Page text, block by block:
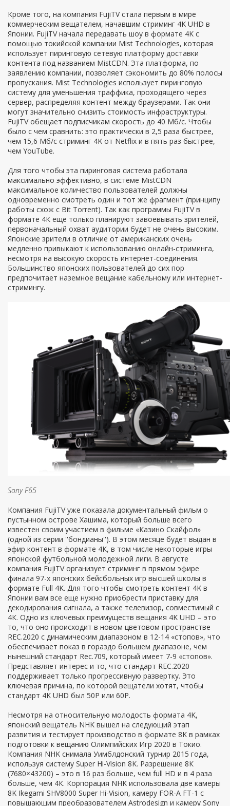
Кроме того, на компания FujiTV стала первым в мире
коммерческим вещателем, начавшим стриминг 4K UHD в
Японии. FujiTV начала передавать шоу в формате 4K с
помощью токийской компании Mist Technologies, которая
использует пиринговую сетевую платформу доставки
контента под названием MistCDN. Эта платформа, по
заявлению компании, позволяет сэкономить до 80% полосы
пропускания. Mist Technologies использует пиринговую
систему для уменьшения траффика, проходящего через
сервер, распределяя контент между браузерами. Так они
могут значительно снизить стоимость инфраструктуры.
FujiTV обещает подписчикам скорость до 40 Мб/с. Чтобы
было с чем сравнить: это практически в 2,5 раза быстрее,
чем 15,6 Мб/с стриминг 4K от Netflix и в пять раз быстрее,
чем YouTube.
Для того чтобы эта пиринговая система работала
максимально эффективно, в системе MistCDN
максимальное количество пользователей должны
одновременно смотреть один и тот же фрагмент (принципу
работы схож с Bit Torrent). Так как программы FujiTV в
формате 4К еще только планируют завоевывать зрителей,
первоначальный охват аудитории будет не очень высоким.
Японские зрители в отличие от американских очень
медленно привыкают к использованию онлайн-стриминга,
несмотря на высокую скорость интернет-соединения.
Большинство японских пользователей до сих пор
предпочитает наземное вещание кабельному или интернет-
стримингу.
Sony F65
Компания FujiTV уже показала документальный фильм о
пустынном острове Хашима, который больше всего
известен своим участием в фильме «Казино Скайфол»
(одной из серии ''бондианы''). В этом месяце будет выдан в
эфир контент в формате 4К, в том числе некоторые игры
японской футбольной молодежной лиги. В августе
компания FujiTV организует стриминг в прямом эфире
финала 97-х японских бейсбольных игр высшей школы в
формате Full 4K. Для того чтобы смотреть контент 4K в
Японии вам все еще нужно приобрести приставку для
декодирования сигнала, а также телевизор, совместимый с
4К. Одно из ключевых преимуществ вещания 4K UHD – это
то, что оно происходит в новом цветовом пространстве
REC.2020 с динамическим диапазоном в 12-14 «стопов», что
обеспечивает показ в гораздо большем диапазоне, чем
нынешний стандарт Rec.709, который имеет 7-9 «стопов».
Представляет интерес и то, что стандарт REC.2020
поддерживает только прогрессивную развертку. Это
ключевая причина, по которой вещатели хотят, чтобы
стандарт 4K UHD был 50P или 60P.
Несмотря на относительную молодость формата 4K,
японский вещатель NHK вышел на следующий этап
развития и тестирует производство в формате 8K в рамках
подготовки к вещанию Олимпийских Игр 2020 в Токио.
Компания NHK снимала Уимблдонский турнир 2015 года,
используя систему Super Hi-Vision 8K. Разрешение 8К
(7680×43200) – это в 16 раз больше, чем full HD и в 4 раза
больше, чем 4К. Корпорация NHK использовала две камеры
8K Ikegami SHV8000 Super Hi-Vision, камеру FOR-A FT-1 с
повышающим преобразователем Astrodesign и камеру Sony